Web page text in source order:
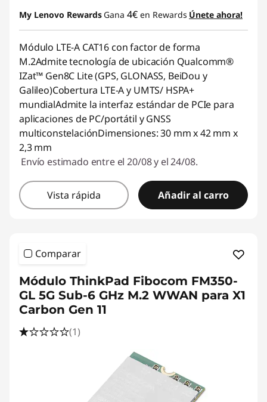
My Lenovo Rewards Gana 4€ en Rewards Únete ahora!
Módulo LTE-A CAT16 con factor de forma
M.2Admite tecnología de ubicación Qualcomm®
IZat™ Gen8C Lite (GPS, GLONASS, BeiDou y
Galileo)Cobertura LTE-A y UMTS/ HSPA+
mundialAdmite la interfaz estándar de PCIe para
aplicaciones de PC/portátil y GNSS
multiconstelaciónDimensiones: 30 mm x 42 mm x
2,3 mm
Envío estimado entre el 20/08 y el 24/08.
Vista rápida Añadir al carro
Comparar
Módulo ThinkPad Fibocom FM350-
GL 5G Sub-6 GHz M.2 WWAN para X1
Carbon Gen 11
(1)